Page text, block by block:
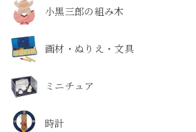
小黒三郎の組み木
画材・ぬりえ・文具
ミニチュア
時計